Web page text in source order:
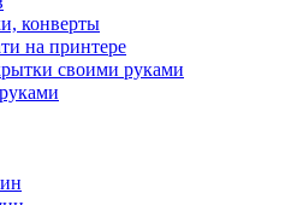
конверты
на принтере
своими руками